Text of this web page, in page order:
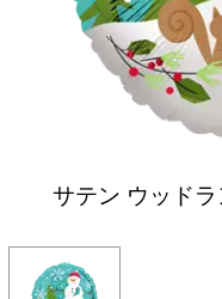
サテン ウッド